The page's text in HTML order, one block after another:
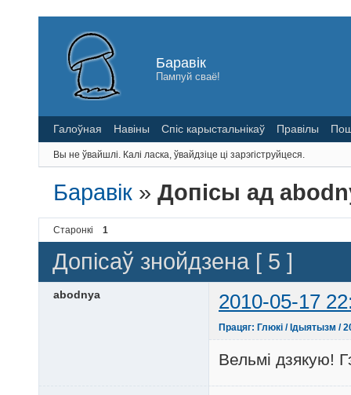
Баравік
Пампуй сваё!
Галоўная Навіны Спіс карыстальнікаў Правілы
Вы не ўвайшлі. Калі ласка, ўвайдзіце ці зарэгіструйцеся.
Баравік »Допісы ад
Старонкі 1
Допісаў знойдзена [ 5 ]
abodnya 2010-05-17
Працяг: Глюкі / Ідыятызм /
Вельмі дзякую!